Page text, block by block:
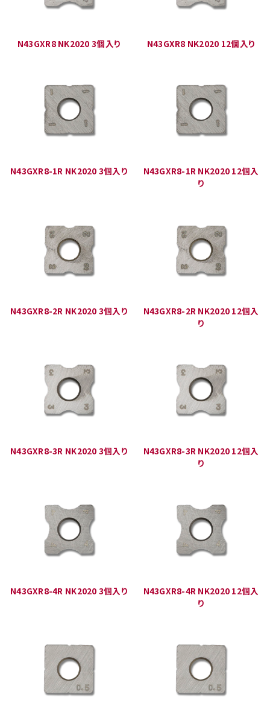
N43GXR8 NK2020 3個入り N43GXR8 NK2020 12個入り
N43GXR8-1R NK2020 3個入り
N43GXR8-1R NK2020 12個入
り
N43GXR8-2R NK2020 3個入り
N43GXR8-2R NK2020 12個入
り
N43GXR8-3R NK2020 3個入り
N43GXR8-3R NK2020 12個入
り
N43GXR8-4R NK2020 3個入り
N43GXR8-4R NK2020 12個入
り